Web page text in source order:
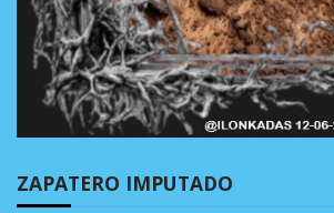
ZAPATERO IMPUTADO